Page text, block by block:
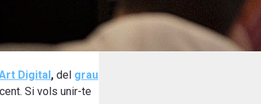
Digital, del grau
Si vols unir-te